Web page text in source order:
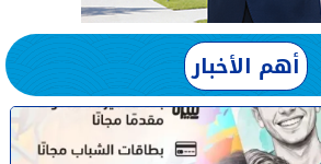
أهم الأخبار